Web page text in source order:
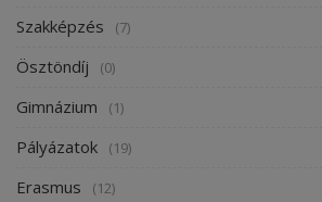
Szakképzés (7)
Ösztöndíj (0)
Gimnázium (1)
Pályázatok (19)
Erasmus (12)